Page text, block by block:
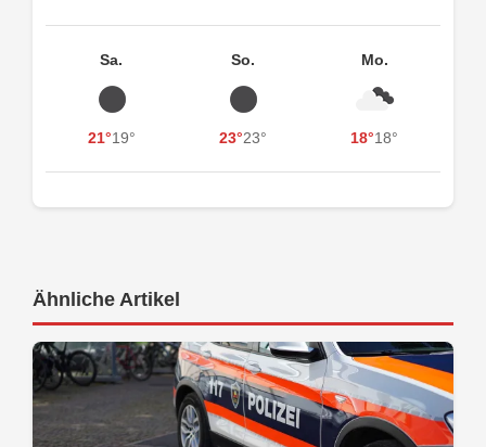
Sa.
21°19°
So.
23°23°
Mo.
18°18°
Ähnliche Artikel